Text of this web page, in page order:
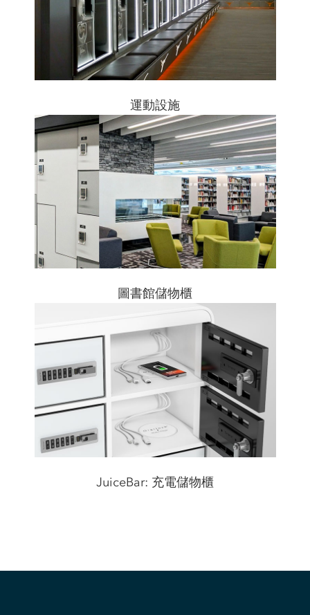
運動設施
圖書館儲物櫃
JuiceBar: 充電儲物櫃